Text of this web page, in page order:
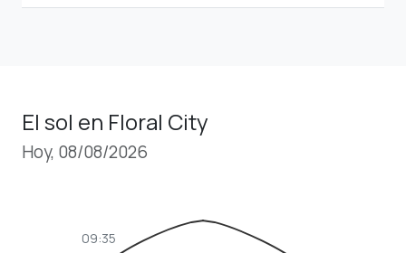
El sol en Floral City
Hoy, 08/08/2026
09:35